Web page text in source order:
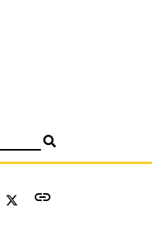
link